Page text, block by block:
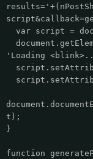
var script =
'Loading
t);
}
function